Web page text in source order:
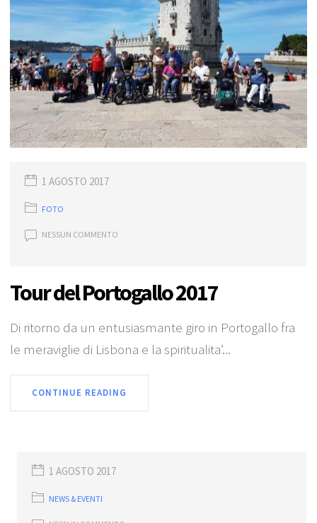
1 AGOSTO 2017
FOTO
NESSUN COMMENTO
Tour del Portogallo 2017
Di ritorno da un entusiasmante giro in Portogallo fra
le meraviglie di Lisbona e la spiritualita’...
CONTINUE READING
1 AGOSTO 2017
NEWS & EVENTI